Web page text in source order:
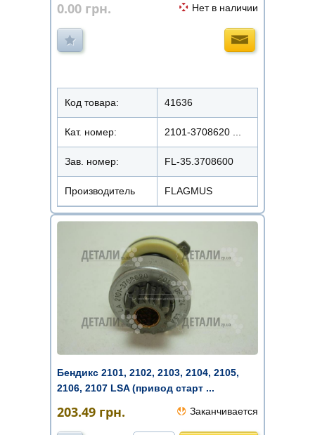
0.00 грн. Нет в наличии
Код товара: 41636
Кат. номер: 2101-3708620 ...
Зав. номер: FL-35.3708600
Производитель FLAGMUS
Бендикс 2101, 2102, 2103, 2104, 2105,
2106, 2107 LSA (привод старт ...
203.49 грн. Заканчивается